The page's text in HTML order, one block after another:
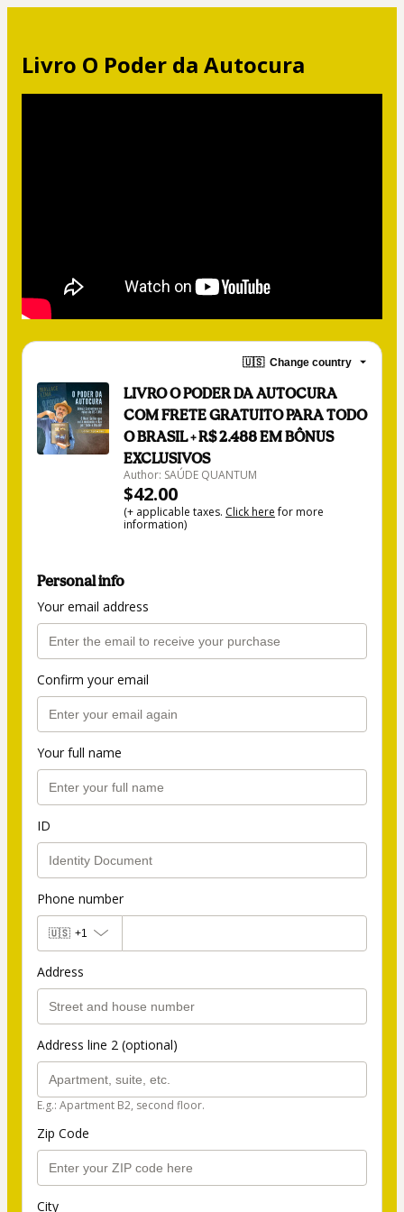
Livro O Poder da Autocura
🇺🇸 Change country
LIVRO O PODER DA AUTOCURA
COM FRETE GRATUITO PARA TODO
O BRASIL + R$ 2.488 EM BÔNUS
EXCLUSIVOS
Author: SAÚDE QUANTUM
$42.00
(+ applicable taxes. Click herefor more
information)
Personal info
Your email address
Confirm your email
Your full name
ID
Phone number
🇺🇸 +1
Address
Address line 2 (optional)
E.g.: Apartment B2, second floor.
Zip Code
City